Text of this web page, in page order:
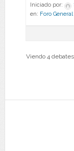
Iniciado por:
en: Foro General
Viendo 4